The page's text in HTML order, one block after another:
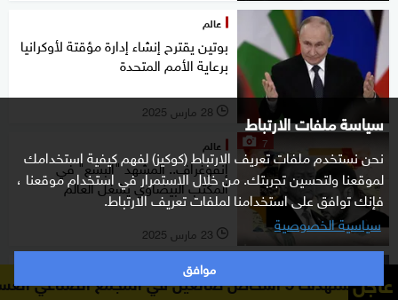
سياسة ملفات الارتباط
نحن نستخدم ملفات تعريف الارتباط (كوكيز) لفهم كيفية استخدامك
لموقعنا ولتحسين تجربتك. من خلال الاستمرار في استخدام موقعنا ،
فإنك توافق على استخدامنا لملفات تعريف الارتباط.
سياسية الخصوصية
موافق
عالم
بوتين يقترح إنشاء إدارة مؤقتة لأوكرانيا
برعاية الأمم المتحدة
l 28 مارس 2025
7 عالم
إنفوغراف.. المشهد "البشع" في
المكتب البيضاوي يشغل العالم
l 23 مارس 2025
عالم
زيلينسكي يرحب بحذر بوقف إطلاق عاجل